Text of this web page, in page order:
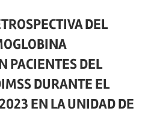
DEL
PACIENTES DEL
DURANTE EL
EN LA UNIDAD DE